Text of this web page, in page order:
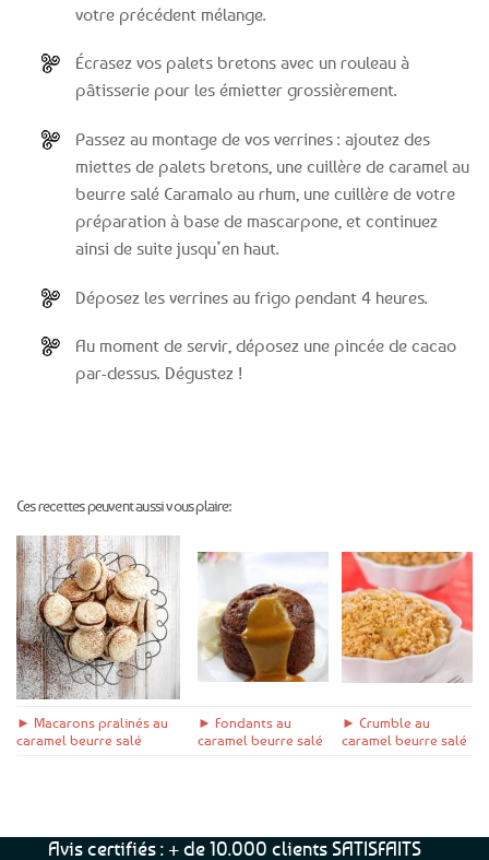
votre précédent mélange.
Écrasez vos palets bretons avec un rouleau à
pâtisserie pour les émietter grossièrement.
Passez au montage de vos verrines : ajoutez des
miettes de palets bretons, une cuillère de caramel au
beurre salé Caramalo au rhum, une cuillère de votre
préparation à base de mascarpone, et continuez
ainsi de suite jusqu’en haut.
Déposez les verrines au frigo pendant 4 heures.
Au moment de servir, déposez une pincée de cacao
par-dessus. Dégustez !
Ces recettes peuvent aussi vous plaire:
► Macarons pralinés au
caramel beurre salé
► Fondants au
caramel beurre salé
► Crumble au
caramel beurre salé
Avis certifiés : + de 10.000 clients SATISFAITS